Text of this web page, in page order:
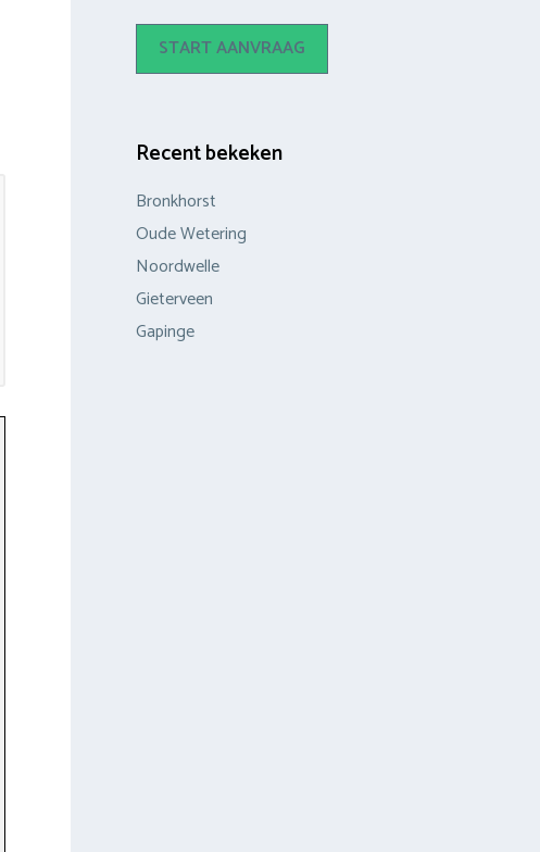
START AANVRAAG
Recent bekeken
Bronkhorst
Oude Wetering
Noordwelle
Gieterveen
Gapinge